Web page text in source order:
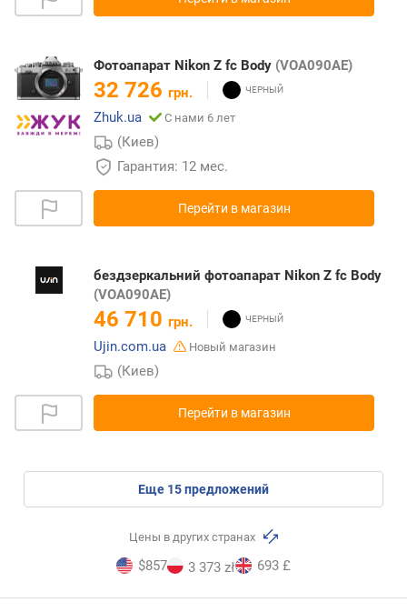
Фотоапарат Nikon Z fc Body (VOA090AE)
32 726 грн.
Zhuk.ua
С нами 6 лет
(Киев)
Гарантия: 12 мес.
Перейти в магазин
бездзеркальний фотоапарат Nikon Z fc Body
(VOA090AE)
46 710 грн.
Ujin.com.ua
Новый магазин
(Киев)
Перейти в магазин
eще 15предложений
Цены в других странах
$857 3 373 zł 693 £